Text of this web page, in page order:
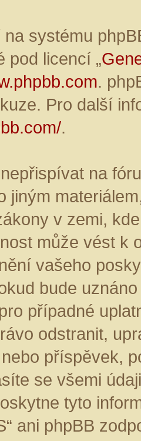
systému
pod licencí „
.
Pro další
.
na
jiným
v zemi,
může vést k
vašeho
bude
případné
odstranit,
příspěvek,
se všemi
tyto
ani phpBB